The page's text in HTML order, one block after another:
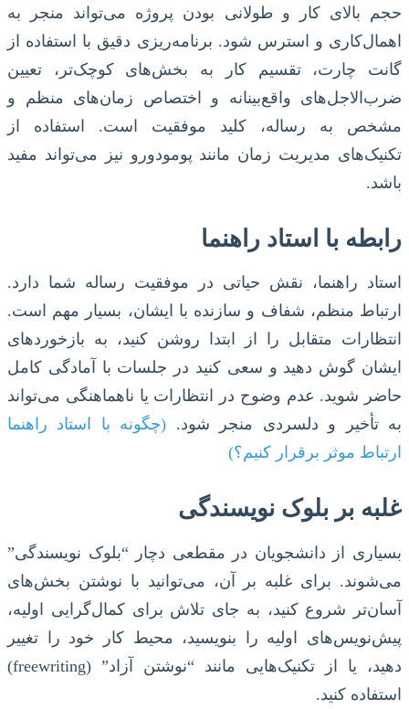
حجم بالای کار و طولانی بودن پروژه می‌تواند منجر به
اهمال‌کاری و استرس شود. برنامه‌ریزی دقیق با استفاده از
گانت چارت، تقسیم کار به بخش‌های کوچک‌تر، تعیین
ضرب‌الاجل‌های واقع‌بینانه و اختصاص زمان‌های منظم و
مشخص به رساله، کلید موفقیت است. استفاده از
تکنیک‌های مدیریت زمان مانند پومودورو نیز می‌تواند مفید
باشد.
رابطه با استاد راهنما
استاد راهنما، نقش حیاتی در موفقیت رساله شما دارد.
ارتباط منظم، شفاف و سازنده با ایشان، بسیار مهم است.
انتظارات متقابل را از ابتدا روشن کنید، به بازخوردهای
ایشان گوش دهید و سعی کنید در جلسات با آمادگی کامل
حاضر شوید. عدم وضوح در انتظارات یا ناهماهنگی می‌تواند
به تأخیر و دلسردی منجر شود. (چگونه با استاد راهنما
ارتباط موثر برقرار کنیم؟)
غلبه بر بلوک نویسندگی
بسیاری از دانشجویان در مقطعی دچار “بلوک نویسندگی”
می‌شوند. برای غلبه بر آن، می‌توانید با نوشتن بخش‌های
آسان‌تر شروع کنید، به جای تلاش برای کمال‌گرایی اولیه،
پیش‌نویس‌های اولیه را بنویسید، محیط کار خود را تغییر
دهید، یا از تکنیک‌هایی مانند “نوشتن آزاد” (freewriting)
استفاده کنید.